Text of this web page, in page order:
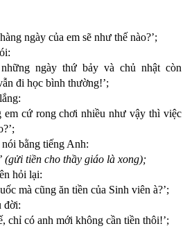
ngày của em sẽ như thế nào?’;
ngày thứ bảy và chủ nhật còn
đi học bình thường!’;
em cứ rong chơi nhiều như vậy thì việc
bằng tiếng Anh:
(gửi tiền cho thầy giáo là xong);
hỏi lại:
mà cũng ăn tiền của Sinh viên à?’;
đời:
chỉ có anh mới không cần tiền thôi!’;